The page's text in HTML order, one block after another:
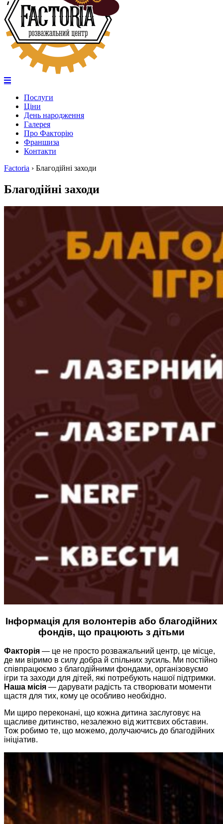
Послуги
Ціни
День народження
Галерея
Про Факторію
Франшиза
Контакти
Factoria › Благодійні заходи
Благодійні заходи
​​Інформація для волонтерів або благодійних
фондів, що працюють з дітьми
Факторія — це не просто розважальний центр, це місце,
де ми віримо в силу добра й спільних зусиль. Ми постійно
співпрацюємо з благодійними фондами, організовуємо
ігри та заходи для дітей, які потребують нашої підтримки.
Наша місія — дарувати радість та створювати моменти
щастя для тих, кому це особливо необхідно.
Ми щиро переконані, що кожна дитина заслуговує на
щасливе дитинство, незалежно від життєвих обставин.
Тож робимо те, що можемо, долучаючись до благодійних
ініціатив.